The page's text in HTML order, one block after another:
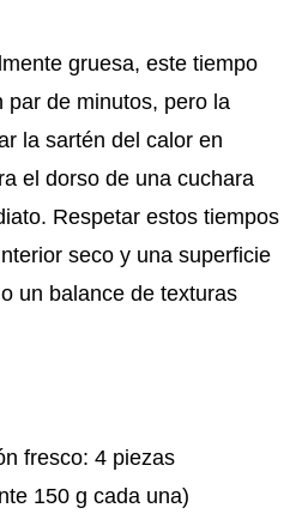
gruesa, este tiempo
par de minutos, pero la
la sartén del calor en
el dorso de una cuchara
Respetar estos tiempos
seco y una superficie
un balance de texturas
fresco: 4 piezas
150 g cada una)